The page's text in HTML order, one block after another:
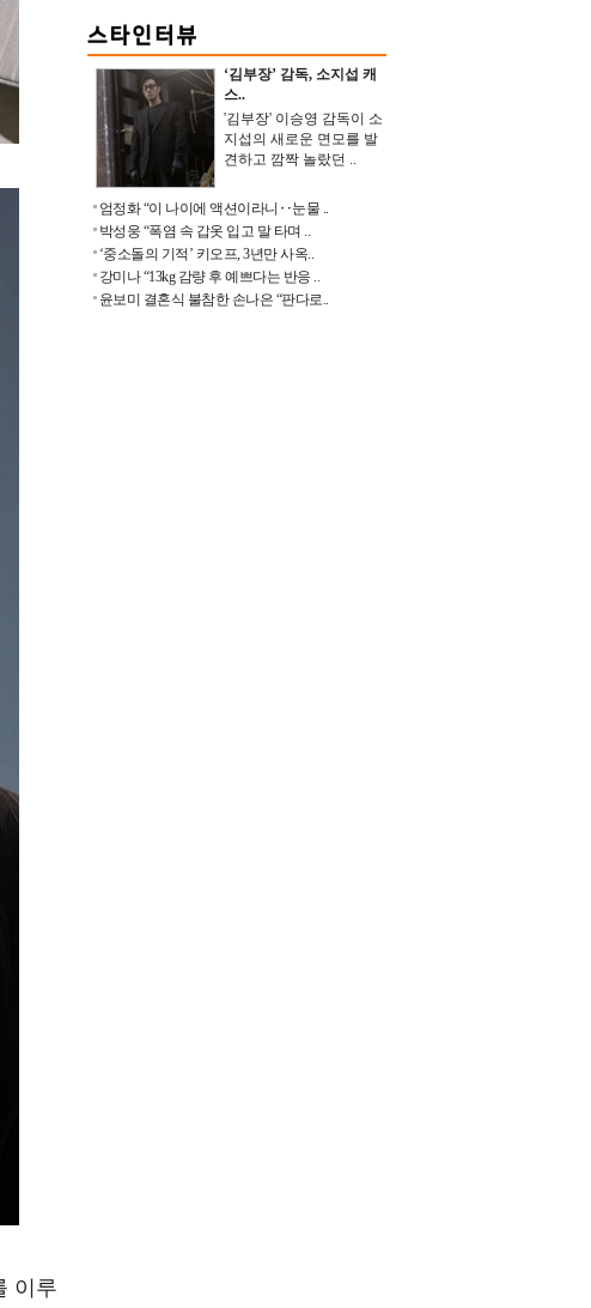
이루
‘김부장’ 감독, 소지섭 캐
스..
'김부장' 이승영 감독이 소
지섭의 새로운 면모를 발
견하고 깜짝 놀랐던 ..
엄정화 “이 나이에 액션이라니‥눈물 ..
박성웅 “폭염 속 갑옷 입고 말 타며 ..
‘중소돌의 기적’ 키오프, 3년만 사옥..
강미나 “13kg 감량 후 예쁘다는 반응 ..
윤보미 결혼식 불참한 손나은 “판다로..